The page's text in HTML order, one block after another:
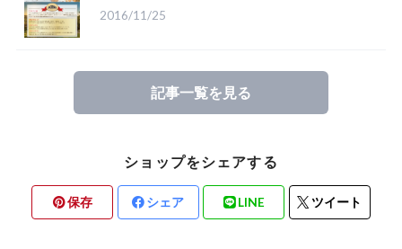
2016/11/25
記事一覧を見る
ショップをシェアする
保存 シェア LINE ツイート